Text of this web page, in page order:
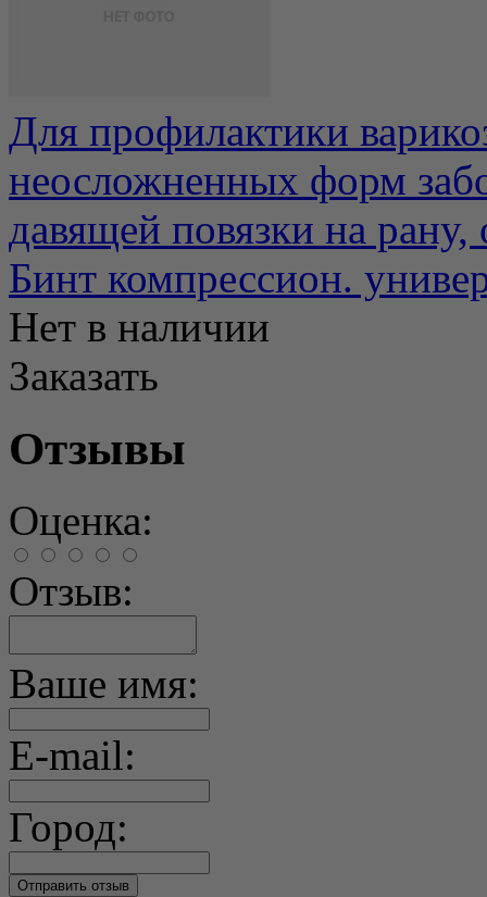
Для профилактики
неосложненных форм
давящей повязки на
Бинт компрессион.
Нет в наличии
Заказать
Отзывы
Оценка:
Отзыв:
Ваше имя:
E-mail:
Город: